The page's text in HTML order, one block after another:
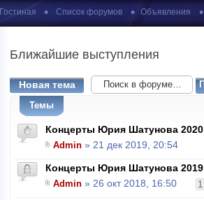
Гостиная • Список форумов • Объявления •
Ближайшие выступления
Новая тема
Темы
Концерты Юрия Шатунова 2020
Admin » 21 дек 2019, 20:54
Концерты Юрия Шатунова 2019
1
Admin » 26 окт 2018, 16:50